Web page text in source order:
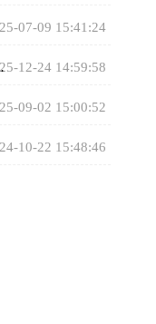
07-09 15:41:24
12-24 14:59:58
09-02 15:00:52
10-22 15:48:46